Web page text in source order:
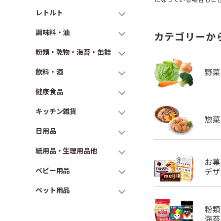
レトルト
調味料・油
粉類・乾物・海苔・缶詰
飲料・酒
健康食品
キッチン雑貨
日用品
紙用品・生理用品他
ベビー用品
ペット用品
カテゴリーか